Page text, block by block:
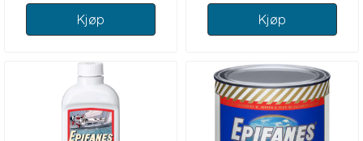
Kjøp Kjøp